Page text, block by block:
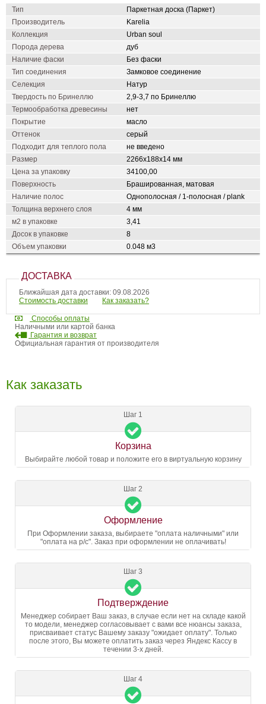
Тип
Паркетная доска (Паркет)
Производитель
Karelia
Коллекция
Urban soul
Порода дерева
дуб
Наличие фаски
Без фаски
Тип соединения
Замковое соединение
Селекция
Натур
Твердость по Бринеллю
2,9-3,7 по Бринеллю
Термообработка древесины
нет
Покрытие
масло
Оттенок
серый
Подходит для теплого пола
не введено
Размер
2266х188х14 мм
Цена за упаковку
34100,00
Поверхность
Брашированная, матовая
Наличие полос
Однополосная / 1-полосная / plank
Толщина верхнего слоя
4 мм
м2 в упаковке
3,41
Досок в упаковке
8
Объем упаковки
0.048 м3
ДОСТАВКА
Ближайшая дата доставки: 09.08.2026
Стоимость доставки
Как заказать?
Способы оплаты
Наличными или картой банка
Гарантия и возврат
Официальная гарантия от производителя
Как заказать
Шаг 1
Корзина
Выбирайте любой товар и положите его в виртуальную корзину
Шаг 2
Оформление
При Оформлении заказа, выбираете "оплата наличными" или
"оплата на р/с". Заказ при оформлении не оплачивать!
Шаг 3
Подтверждение
Менеджер собирает Ваш заказ, в случае если нет на складе какой
то модели, менеджер согласовывает с вами все нюансы заказа,
присваивает статус Вашему заказу "ожидает оплату". Только
после этого, Вы можете оплатить заказ через Яндекс Кассу в
течении 3-х дней.
Шаг 4